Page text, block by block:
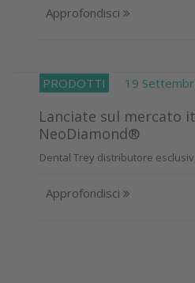
Approfondisci
PRODOTTI 19
Lanciate sul mercato
NeoDiamond®
Dental Trey distributore
Approfondisci